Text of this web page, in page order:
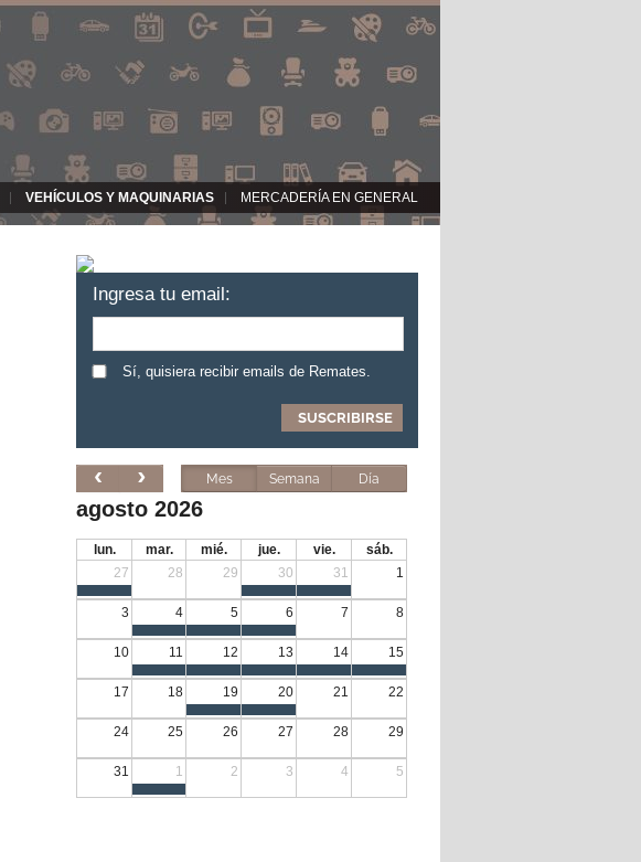
VEHÍCULOS Y MAQUINARIAS MERCADERÍA EN GENERAL
Ingresa tu email:
Sí, quisiera recibir emails de Remates.
Mes Semana Día
agosto 2026
lun. mar. mié. jue. vie.
sáb.
27
28 29 30 31 1
3 4 5 6 7 8
10 11 12 13 14 15
17 18 19 20 21 22
24 25 26 27 28 29
31 1 2 3 4 5